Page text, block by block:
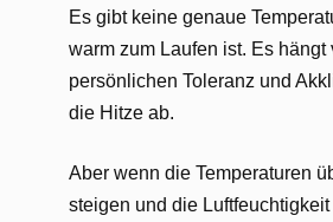
Es gibt keine genaue
warm zum Laufen ist. Es hängt
persönlichen Toleranz und
die Hitze ab.
Aber wenn die Temperaturen
steigen und die Luftfeuchtigkeit